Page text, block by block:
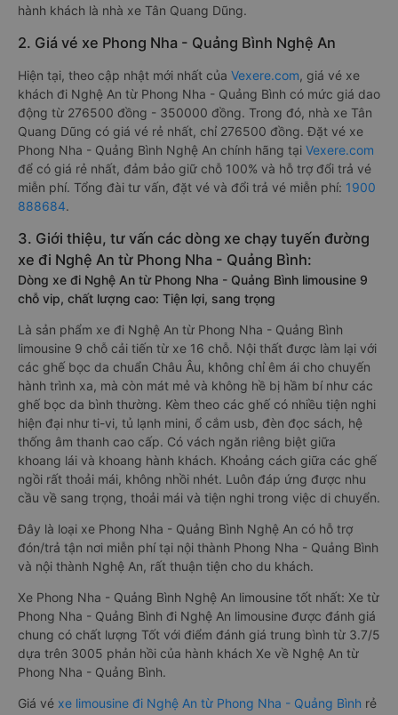
hành khách là nhà xe Tân Quang Dũng.
2. Giá vé xe Phong Nha - Quảng Bình Nghệ An
Hiện tại, theo cập nhật mới nhất của Vexere.com, giá vé xe
khách đi Nghệ An từ Phong Nha - Quảng Bình có mức giá dao
động từ 276500 đồng - 350000 đồng. Trong đó, nhà xe Tân
Quang Dũng có giá vé rẻ nhất, chỉ 276500 đồng. Đặt vé xe
Phong Nha - Quảng Bình Nghệ An chính hãng tại Vexere.com
để có giá rẻ nhất, đảm bảo giữ chỗ 100% và hỗ trợ đổi trả vé
miễn phí. Tổng đài tư vấn, đặt vé và đổi trả vé miễn phí: 1900
888684.
3. Giới thiệu, tư vấn các dòng xe chạy tuyến đường
xe đi Nghệ An từ Phong Nha - Quảng Bình:
Dòng xe đi Nghệ An từ Phong Nha - Quảng Bình limousine 9
chỗ vip, chất lượng cao: Tiện lợi, sang trọng
Là sản phẩm xe đi Nghệ An từ Phong Nha - Quảng Bình
limousine 9 chỗ cải tiến từ xe 16 chỗ. Nội thất được làm lại với
các ghế bọc da chuẩn Châu Âu, không chỉ êm ái cho chuyến
hành trình xa, mà còn mát mẻ và không hề bị hầm bí như các
ghế bọc da bình thường. Kèm theo các ghế có nhiều tiện nghi
hiện đại như ti-vi, tủ lạnh mini, ổ cắm usb, đèn đọc sách, hệ
thống âm thanh cao cấp. Có vách ngăn riêng biệt giữa
khoang lái và khoang hành khách. Khoảng cách giữa các ghế
ngồi rất thoải mái, không nhồi nhét. Luôn đáp ứng được nhu
cầu về sang trọng, thoải mái và tiện nghi trong việc di chuyển.
Đây là loại xe Phong Nha - Quảng Bình Nghệ An có hỗ trợ
đón/trả tận nơi miễn phí tại nội thành Phong Nha - Quảng Bình
và nội thành Nghệ An, rất thuận tiện cho du khách.
Xe Phong Nha - Quảng Bình Nghệ An limousine tốt nhất: Xe từ
Phong Nha - Quảng Bình đi Nghệ An limousine được đánh giá
chung có chất lượng Tốt với điểm đánh giá trung bình từ 3.7/5
dựa trên 3005 phản hồi của hành khách Xe về Nghệ An từ
Phong Nha - Quảng Bình.
Giá vé xe limousine đi Nghệ An từ Phong Nha - Quảng Bình rẻ